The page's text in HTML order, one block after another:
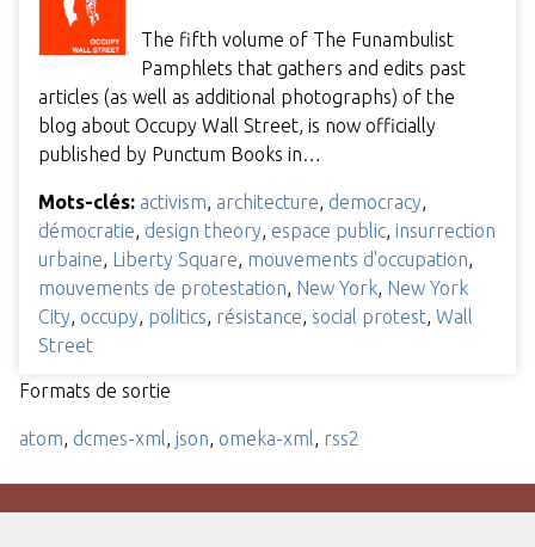
The fifth volume of The Funambulist
Pamphlets that gathers and edits past
articles (as well as additional photographs) of the
blog about Occupy Wall Street, is now officially
published by Punctum Books in…
Mots-clés: activism architecture democracy
démocratie design theory espace public insurrection
urbaine Liberty Square mouvements d'occupation
mouvements de protestation New York New York
City occupy politics résistance social protest Wall
Street
Formats de sortie
atom dcmes-xml json omeka-xml rss2